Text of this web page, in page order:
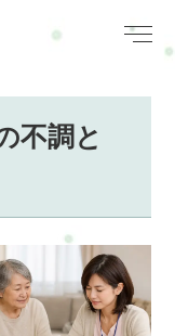
不調と